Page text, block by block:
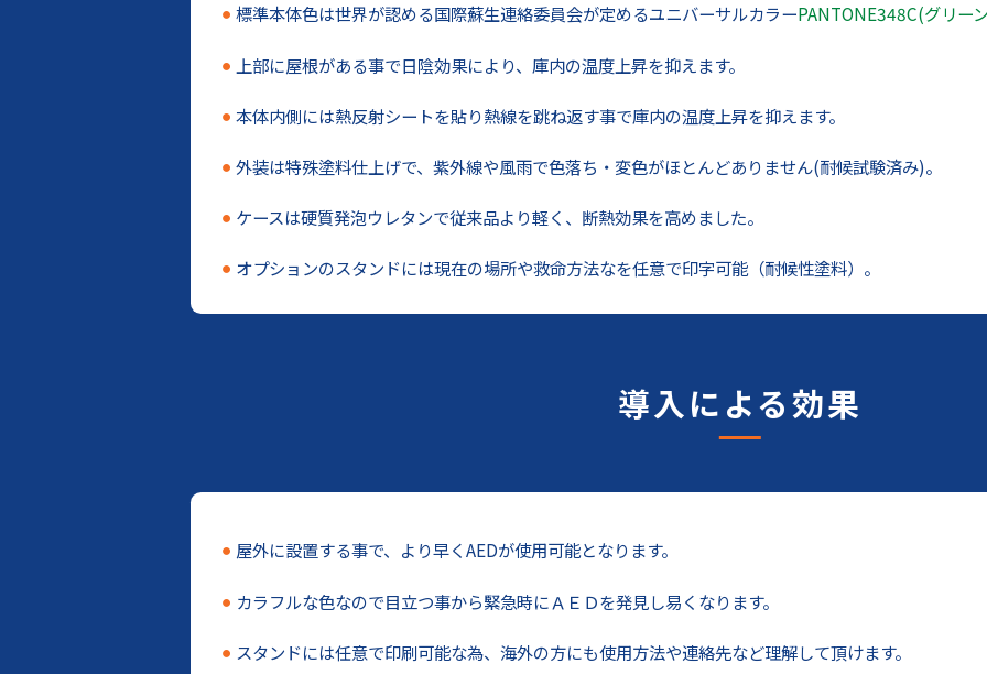
標準本体色は世界が認める国際蘇生連絡委員会が定めるユニバーサルカラーPANTONE348C(グリー
上部に屋根がある事で日陰効果により、庫内の温度上昇を抑えます。
本体内側には熱反射シートを貼り熱線を跳ね返す事で庫内の温度上昇を抑えます。
外装は特殊塗料仕上げで、紫外線や風雨で色落ち・変色がほとんどありません(耐候試験済み)。
ケースは硬質発泡ウレタンで従来品より軽く、断熱効果を高めました。
オプションのスタンドには現在の場所や救命方法なを任意で印字可能（耐候性塗料）。
導入による効果
屋外に設置する事で、より早くAEDが使用可能となります。
カラフルな色なので目立つ事から緊急時にＡＥＤを発見し易くなります。
スタンドには任意で印刷可能な為、海外の方にも使用方法や連絡先など理解して頂けます。